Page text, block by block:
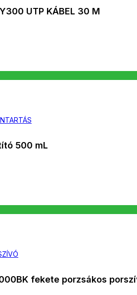
UTP KÁBEL 30 M
500 mL
fekete porzsákos